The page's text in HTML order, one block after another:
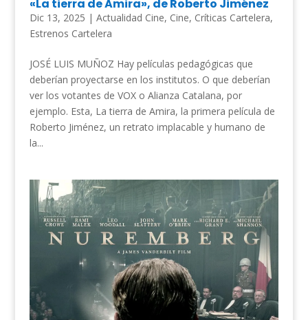
«La tierra de Amira», de Roberto Jiménez
Dic 13, 2025 | Actualidad Cine, Cine, Críticas Cartelera,
Estrenos Cartelera
JOSÉ LUIS MUÑOZ Hay películas pedagógicas que
deberían proyectarse en los institutos. O que deberían
ver los votantes de VOX o Alianza Catalana, por
ejemplo. Esta, La tierra de Amira, la primera película de
Roberto Jiménez, un retrato implacable y humano de
la...